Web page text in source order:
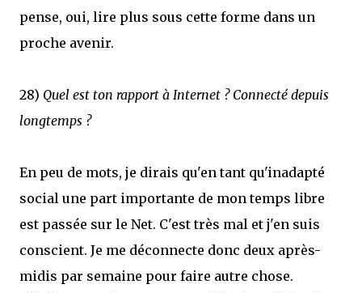
pense, oui, lire plus sous cette forme dans un
proche avenir.
28) Quel est ton rapport à Internet ? Connecté depuis
longtemps ?
En peu de mots, je dirais qu'en tant qu'inadapté
social une part importante de mon temps libre
est passée sur le Net. C'est très mal et j'en suis
conscient. Je me déconnecte donc deux après-
midis par semaine pour faire autre chose.